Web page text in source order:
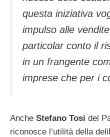
questa iniziativa
impulso alle
particolar conto il
in un frangente
imprese che per i
Anche Stefano Tosi del
riconosce l’utilità della